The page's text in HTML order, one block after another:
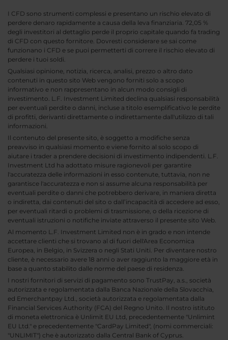
I CFD sono strumenti complessi e presentano un rischio elevato di
perdere denaro rapidamente a causa della leva finanziaria. 72,05 %
degli investitori al dettaglio perde il proprio capitale quando fa trading
di CFD con questo fornitore. Dovresti considerare se sai come
funzionano i CFD e se puoi permetterti di correre il rischio elevato di
perdere i tuoi soldi.
Qualsiasi opinione, notizia, ricerca, analisi, prezzo o altro dato
contenuti in questo sito Web vengono forniti solo a scopo
informativo e non rappresentano in alcun modo consigli di
investimento. L.F. Investment Limited declina qualsiasi responsabilità
per eventuali perdite o danni, incluse a titolo esemplificativo le perdite
di profitti, derivanti direttamente o indirettamente dall'utilizzo di tali
informazioni.
Il contenuto del presente sito, è soggetto a modifiche senza
preavviso in qualsiasi momento e viene fornito al solo scopo di
aiutare i trader a prendere decisioni di investimento indipendenti. L.F.
Investment Ltd ha adottato misure ragionevoli per garantire
l'accuratezza delle informazioni in esso contenute, tuttavia, non ne
garantisce l'accuratezza e non si assume alcuna responsabilità per
eventuali perdite o danni che potrebbero derivare, in maniera diretta
o indiretta, dai contenuti del sito o dall’incapacità di accedere ad esso,
per eventuali ritardi o problemi di trasmissione, o della ricezione di
eventuali istruzioni o notifiche inviate attraverso il presente sito Web.
Al momento L.F. Investment Limited non è in grado e non intende
accettare clienti che si trovano al di fuori dell'Area Economica
Europea, in Belgio, in Svizzera o negli Stati Uniti. Per diventare nostro
cliente, è necessario avere 18 anni o aver raggiunto la maggiore età in
base a quanto stabilito dalle norme del paese di residenza.
I nostri fornitori di servizi di pagamento sono TrustPay, a.s., società
autorizzata e regolamentata dalla Banca Nazionale della Slovacchia,
ed Emerchantpay Ltd., società autorizzata e regolamentata dalla
Financial Services Authority (FCA) del Regno Unito. Il nostro istituto
di moneta elettronica è Unlimit EU Ltd, precedentemente "Unlimint
EU Ltd." e precedentemente "CardPay Limited", (nomi commerciali:
"UNLIMIT") che è autorizzato dalla Central Bank of Cyprus.